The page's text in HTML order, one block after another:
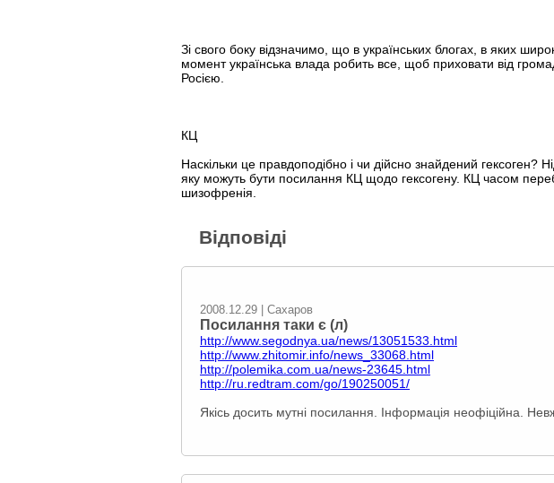
Зі свого боку відзначимо, що в українських блогах, в яких
момент українська влада робить все, щоб приховати від
Росією.
КЦ
Наскільки це правдоподібно і чи дійсно знайдений гексоген?
яку можуть бути посилання КЦ щодо гексогену. КЦ часом
шизофренія.
Відповіді
2008.12.29 | Сахаров
Посилання таки є (л)
http://www.segodnya.ua/news/13051533.html
http://www.zhitomir.info/news_33068.html
http://polemika.com.ua/news-23645.html
http://ru.redtram.com/go/190250051/
Якісь досить мутні посилання. Інформація неофіційна.